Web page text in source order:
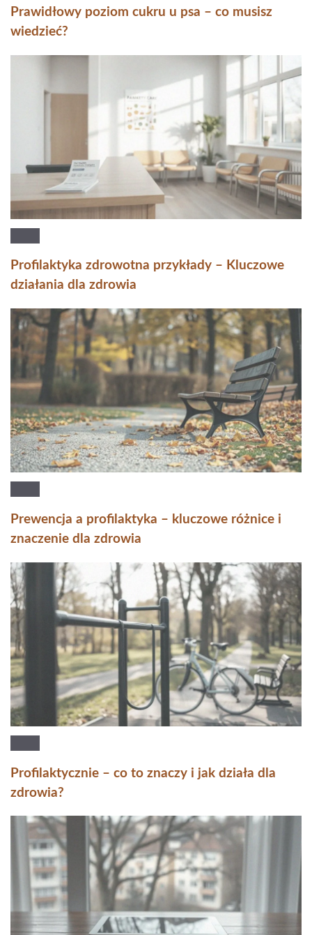
Prawidłowy poziom cukru u psa – co musisz
wiedzieć?
Profilaktyka zdrowotna przykłady – Kluczowe
działania dla zdrowia
Prewencja a profilaktyka – kluczowe różnice i
znaczenie dla zdrowia
Profilaktycznie – co to znaczy i jak działa dla
zdrowia?